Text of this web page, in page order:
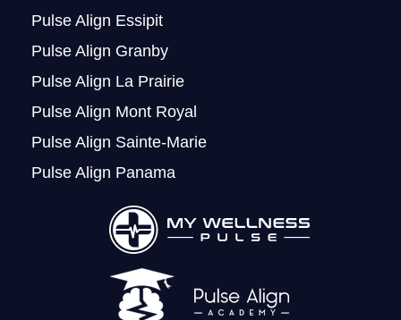
Pulse Align Essipit
Pulse Align Granby
Pulse Align La Prairie
Pulse Align Mont Royal
Pulse Align Sainte-Marie
Pulse Align Panama